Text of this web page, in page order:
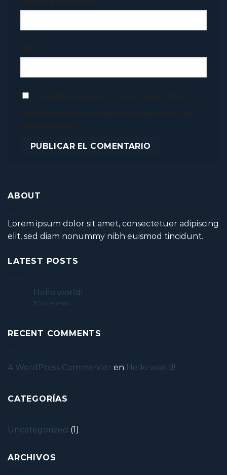
ABOUT
Lorem ipsum dolor sit amet, consectetuer adipiscing
elit, sed diam nonummy nibh euismod tincidunt.
LATEST POSTS
Hello world!
1 Comentario
RECENT COMMENTS
A WordPress Commenter en Hello world!
CATEGORÍAS
Uncategorized (1)
ARCHIVOS